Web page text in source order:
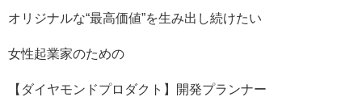
オリジナルな“最高価値”を生み出し続けたい
女性起業家のための
【ダイヤモンドプロダクト】開発プランナー